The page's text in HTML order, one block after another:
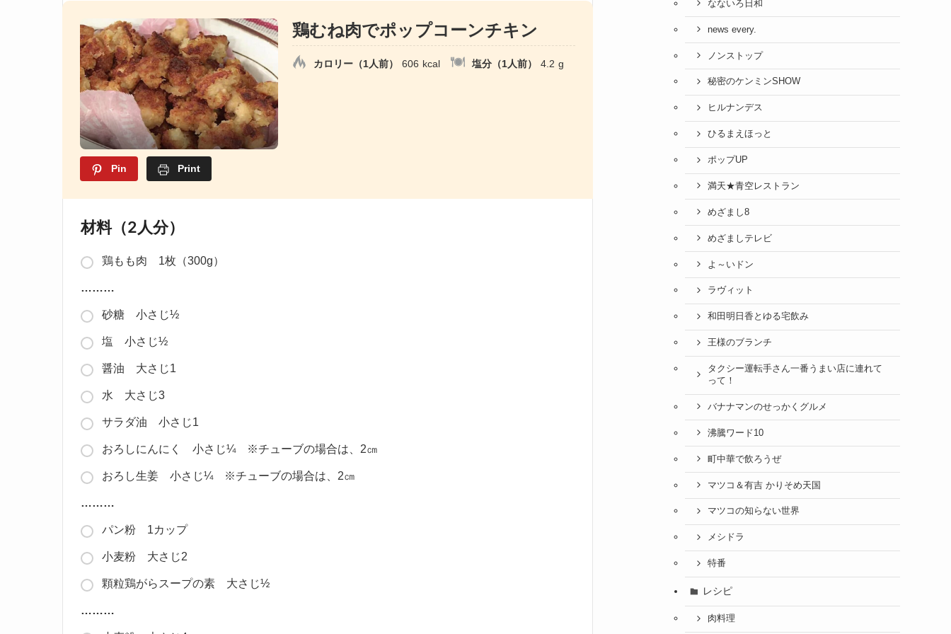
Pin Print
鶏むね肉でポップコーンチキン
カロリー（1人前） 606 kcal 塩分（1人前） 4.2 g
材料（2人分）
鶏もも肉 1枚（300g）
………
砂糖 小さじ½
塩 小さじ½
醤油 大さじ1
水 大さじ3
サラダ油 小さじ1
おろしにんにく 小さじ¼ ※チューブの場合は、2㎝
おろし生姜 小さじ¼ ※チューブの場合は、2㎝
………
パン粉 1カップ
小麦粉 大さじ2
顆粒鶏がらスープの素 大さじ½
………
なないろ日和
news every.
ノンストップ
秘密のケンミンSHOW
ヒルナンデス
ひるまえほっと
ポップUP
満天★青空レストラン
めざまし8
めざましテレビ
よ～いドン
ラヴィット
和田明日香とゆる宅飲み
王様のブランチ
タクシー運転手さん一番うまい店に連れて
って！
バナナマンのせっかくグルメ
沸騰ワード10
町中華で飲ろうぜ
マツコ＆有吉 かりそめ天国
マツコの知らない世界
メシドラ
特番
レシピ
肉料理